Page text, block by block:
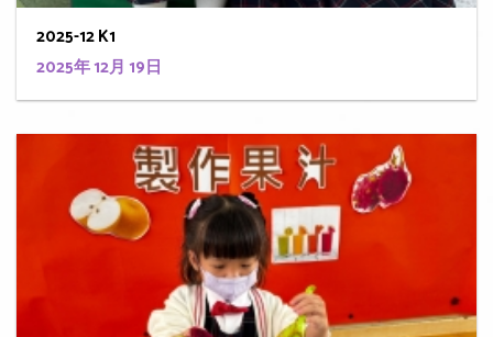
2025-12 K1
2025年 12月 19日